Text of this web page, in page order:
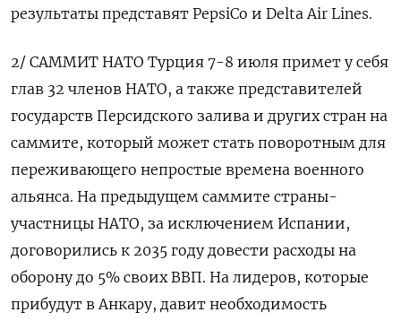
результаты представят PepsiCo и Delta ​Air ⁠Lines.
2/ САММИТ НАТО Турция 7-8 июля примет у себя
глав 32 членов НАТО, а также представителей
государств Персидского залива и ‌других стран на
саммите, который может стать поворотным для
переживающего непростые времена ‌военного
альянса. На предыдущем саммите страны-
участницы НАТО, за исключением Испании,
договорились к 2035 году довести расходы на
оборону до 5% своих ВВП. На лидеров, которые
прибудут в Анкару, ​давит необходимость